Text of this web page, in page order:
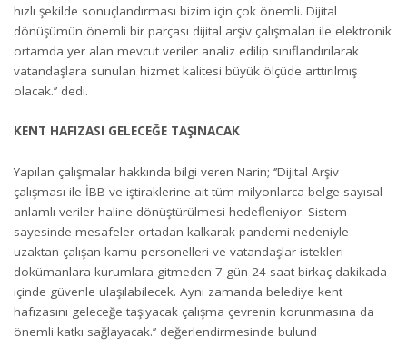
hızlı şekilde sonuçlandırması bizim için çok önemli. Dijital
dönüşümün önemli bir parçası dijital arşiv çalışmaları ile elektronik
ortamda yer alan mevcut veriler analiz edilip sınıflandırılarak
vatandaşlara sunulan hizmet kalitesi büyük ölçüde arttırılmış
olacak.’’ dedi.
KENT HAFIZASI GELECEĞE TAŞINACAK
Yapılan çalışmalar hakkında bilgi veren Narin; ‘’Dijital Arşiv
çalışması ile İBB ve iştiraklerine ait tüm milyonlarca belge sayısal
anlamlı veriler haline dönüştürülmesi hedefleniyor. Sistem
sayesinde mesafeler ortadan kalkarak pandemi nedeniyle
uzaktan çalışan kamu personelleri ve vatandaşlar istekleri
dokümanlara kurumlara gitmeden 7 gün 24 saat birkaç dakikada
içinde güvenle ulaşılabilecek. Aynı zamanda belediye kent
hafızasını geleceğe taşıyacak çalışma çevrenin korunmasına da
önemli katkı sağlayacak.’’ değerlendirmesinde bulund